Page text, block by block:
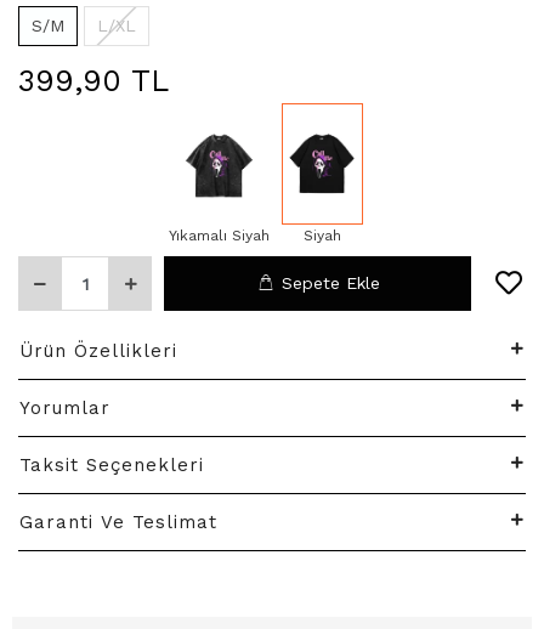
S/M L/XL
399,90 TL
Yıkamalı Siyah Siyah
Sepete Ekle
Ürün Özellikleri
Yorumlar
Taksit Seçenekleri
Garanti Ve Teslimat